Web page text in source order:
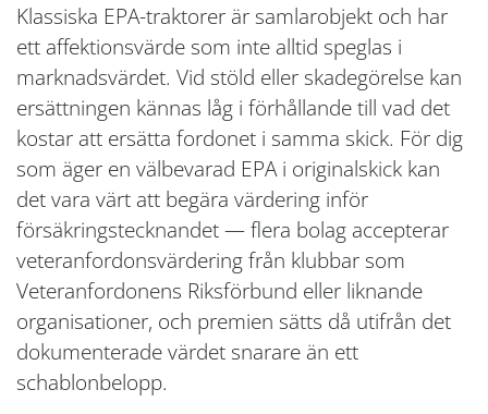
Klassiska EPA-traktorer är samlarobjekt och har
ett affektionsvärde som inte alltid speglas i
marknadsvärdet. Vid stöld eller skadegörelse kan
ersättningen kännas låg i förhållande till vad det
kostar att ersätta fordonet i samma skick. För dig
som äger en välbevarad EPA i originalskick kan
det vara värt att begära värdering inför
försäkringstecknandet — flera bolag accepterar
veteranfordonsvärdering från klubbar som
Veteranfordonens Riksförbund eller liknande
organisationer, och premien sätts då utifrån det
dokumenterade värdet snarare än ett
schablonbelopp.